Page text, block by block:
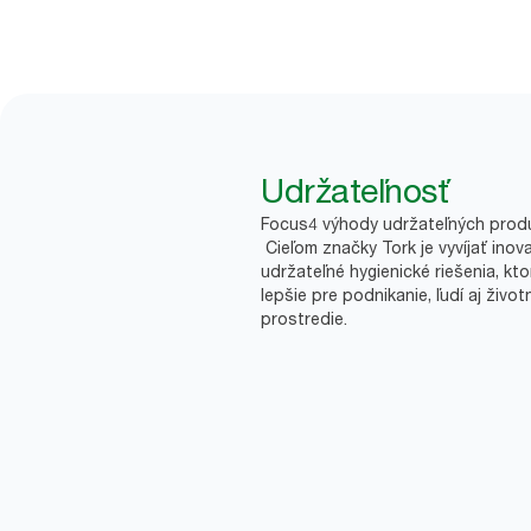
Udržateľnosť
Focus4 výhody udržateľných
Cieľom značky Tork je vyvíjať
udržateľné hygienické riešenia,
lepšie pre podnikanie, ľudí aj
prostredie.